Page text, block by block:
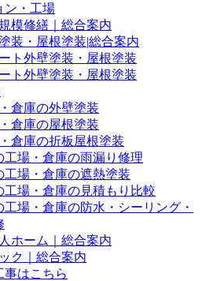
ン・工場
模修繕｜総合案内
装・屋根塗装|総合案内
ト外壁塗装・屋根塗装
ト外壁塗装・屋根塗装
倉庫の外壁塗装
倉庫の屋根塗装
倉庫の折板屋根塗装
工場・倉庫の雨漏り修理
工場・倉庫の遮熱塗装
工場・倉庫の見積もり比較
工場・倉庫の防水・シーリング・
ホーム｜総合案内
ク｜総合案内
事はこちら